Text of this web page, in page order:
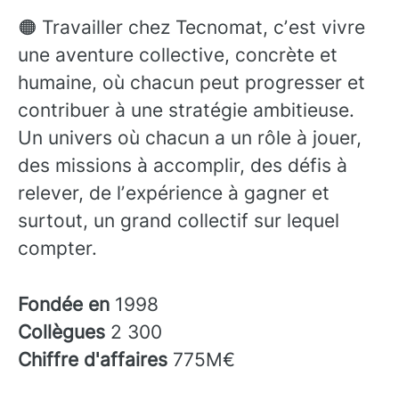
🟠 Travailler chez Tecnomat, cʼest vivre
une aventure collective, concrète et
humaine, où chacun peut progresser et
contribuer à une stratégie ambitieuse.
Un univers où chacun a un rôle à jouer,
des missions à accomplir, des défis à
relever, de lʼexpérience à gagner et
surtout, un grand collectif sur lequel
compter.
Fondée en 1998
Collègues 2 300
Chiffre d'affaires 775M€